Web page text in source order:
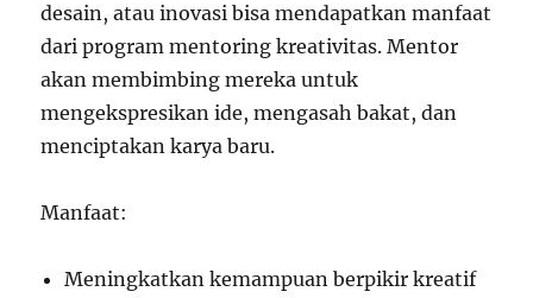
desain, atau inovasi bisa mendapatkan manfaat
dari program mentoring kreativitas. Mentor
akan membimbing mereka untuk
mengekspresikan ide, mengasah bakat, dan
menciptakan karya baru.
Manfaat:
Meningkatkan kemampuan berpikir kreatif